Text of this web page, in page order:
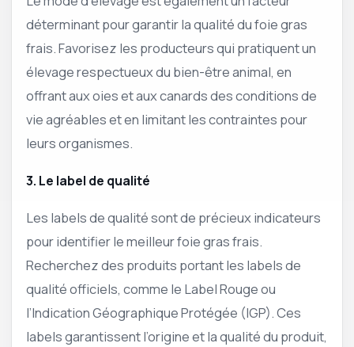
déterminant pour garantir la qualité du foie gras
frais. Favorisez les producteurs qui pratiquent un
élevage respectueux du bien-être animal, en
offrant aux oies et aux canards des conditions de
vie agréables et en limitant les contraintes pour
leurs organismes.
3. Le label de qualité
Les labels de qualité sont de précieux indicateurs
pour identifier le meilleur foie gras frais.
Recherchez des produits portant les labels de
qualité officiels, comme le Label Rouge ou
l’Indication Géographique Protégée (IGP). Ces
labels garantissent l’origine et la qualité du produit,